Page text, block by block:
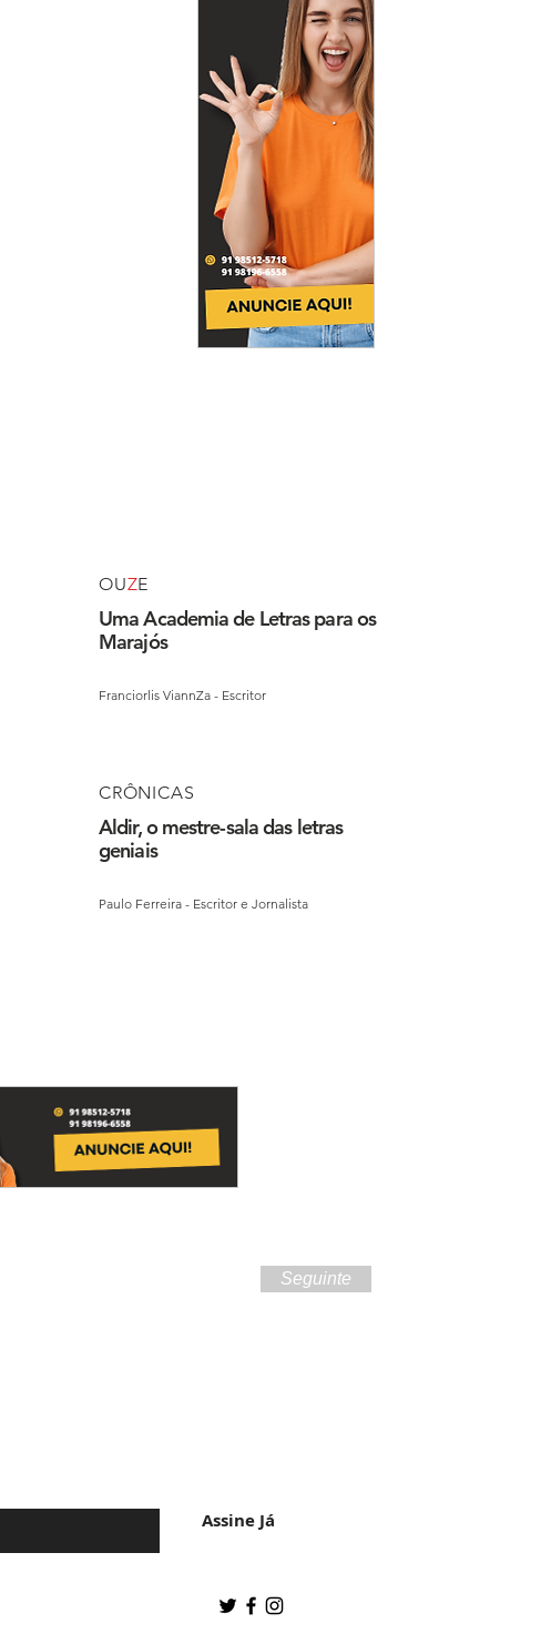
OUZE
Uma Academia de Letras para os
Marajós
Franciorlis ViannZa - Escritor
CRÔNICAS
Aldir, o mestre-sala das letras
geniais
Paulo Ferreira - Escritor e Jornalista
Seguinte
Assine Já